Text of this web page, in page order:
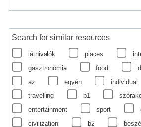
Search for similar resources
látnivalók places
gasztronómia
food
az
egyén individual
travelling
b1
entertainment
sport
civilization
b2